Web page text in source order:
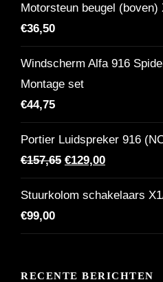
was:
is:
Motorsteun beugel (boven)
€36,50
Windscherm Alfa 916
Montage set
€44,75
Portier Luidspreker 916
€157,65 Oorspronkelijke
prijs
was:
€129,00Huidige
prijs
is:
Stuurkolom schakelaars
€99,00
RECENTE BERICHTEN